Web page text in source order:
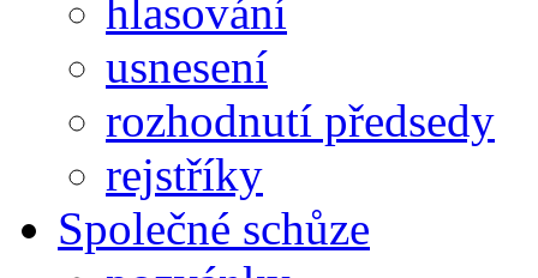
hlasování
usnesení
rozhodnutí předsedy
rejstříky
Společné schůze